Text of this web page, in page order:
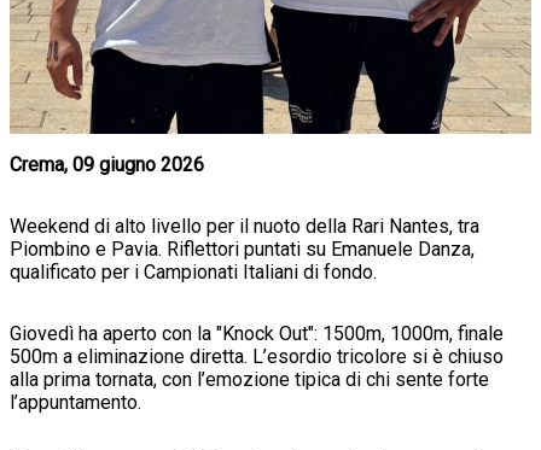
Crema, 09 giugno 2026
Weekend di alto livello per il nuoto della Rari Nantes, tra
Piombino e Pavia. Riflettori puntati su Emanuele Danza,
qualificato per i Campionati Italiani di fondo.
Giovedì ha aperto con la "Knock Out": 1500m, 1000m, finale
500m a eliminazione diretta. L’esordio tricolore si è chiuso
alla prima tornata, con l’emozione tipica di chi sente forte
l’appuntamento.